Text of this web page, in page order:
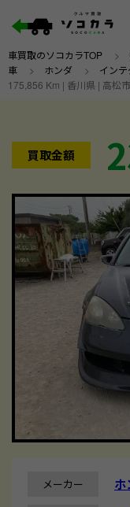
車買取のソコカラTOP >
車 > ホンダ > インテ
175,856 Km | 香川県 | 高松
買取金額
メーカー ホ